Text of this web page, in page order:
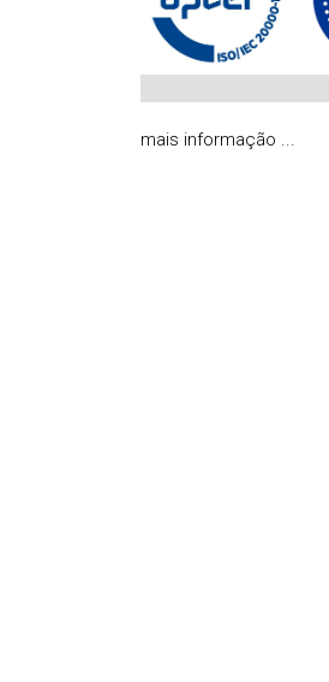
mais informação ...